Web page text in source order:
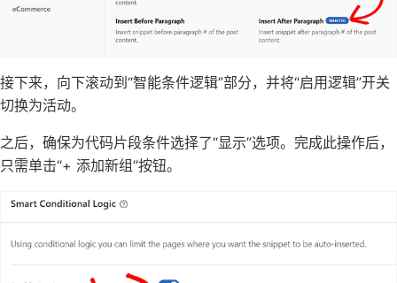
接下来，向下滚动到“智能条件逻辑”部分，并将“启用逻辑”开关
切换为活动。
之后，确保为代码片段条件选择了“显示”选项。完成此操作后，
只需单击“+ 添加新组”按钮。